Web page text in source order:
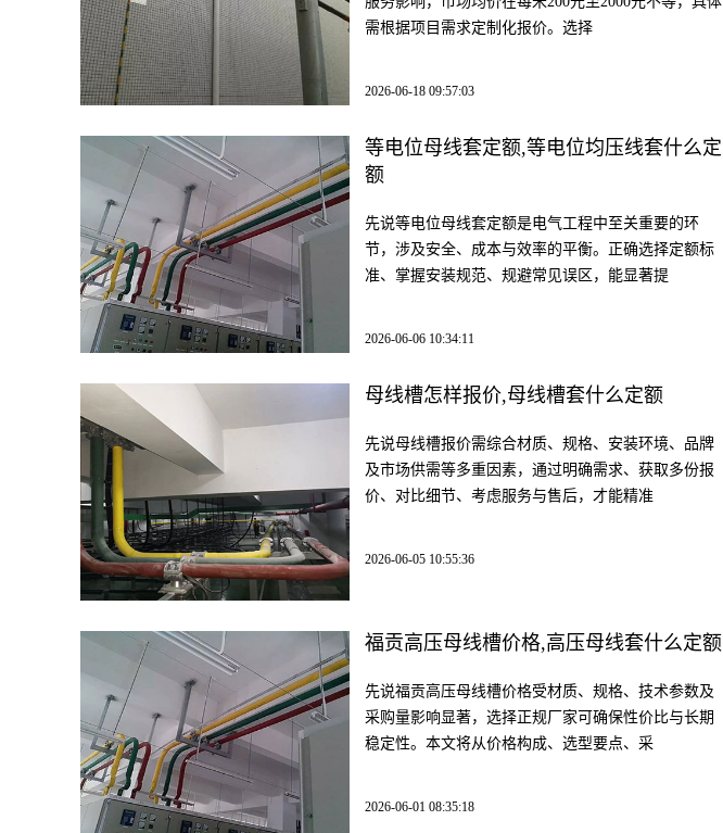
需根据项目需求定制化报价。选择
2026-06-18 09:57:03
等电位母线套定额,等电位均压线套什么定
额
先说等电位母线套定额是电气工程中至关重要的环
节，涉及安全、成本与效率的平衡。正确选择定额标
准、掌握安装规范、规避常见误区，能显著提
2026-06-06 10:34:11
母线槽怎样报价,母线槽套什么定额
先说母线槽报价需综合材质、规格、安装环境、品牌
及市场供需等多重因素，通过明确需求、获取多份报
价、对比细节、考虑服务与售后，才能精准
2026-06-05 10:55:36
福贡高压母线槽价格,高压母线套什么定额
先说福贡高压母线槽价格受材质、规格、技术参数及
采购量影响显著，选择正规厂家可确保性价比与长期
稳定性。本文将从价格构成、选型要点、采
2026-06-01 08:35:18